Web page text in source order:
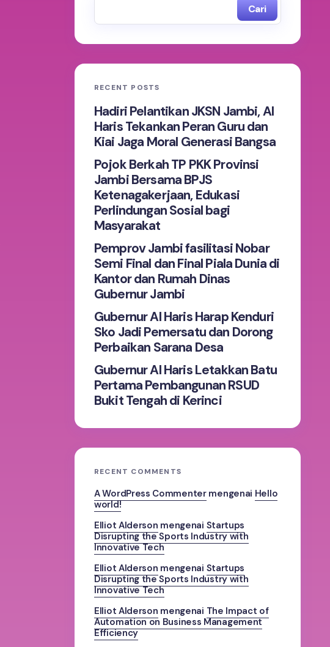
Cari
RECENT POSTS
Hadiri Pelantikan JKSN Jambi, Al
Haris Tekankan Peran Guru dan
Kiai Jaga Moral Generasi Bangsa
Pojok Berkah TP PKK Provinsi
Jambi Bersama BPJS
Ketenagakerjaan, Edukasi
Perlindungan Sosial bagi
Masyarakat
Pemprov Jambi fasilitasi Nobar
Semi Final dan Final Piala Dunia di
Kantor dan Rumah Dinas
Gubernur Jambi
Gubernur Al Haris Harap Kenduri
Sko Jadi Pemersatu dan Dorong
Perbaikan Sarana Desa
Gubernur Al Haris Letakkan Batu
Pertama Pembangunan RSUD
Bukit Tengah di Kerinci
RECENT COMMENTS
A WordPress Commentermengenai Hello
world!
Elliot Alderson mengenai Startups
Disrupting the Sports Industry with
Innovative Tech
Elliot Alderson mengenai Startups
Disrupting the Sports Industry with
Innovative Tech
Elliot Alderson mengenai The Impact of
Automation on Business Management
Efficiency